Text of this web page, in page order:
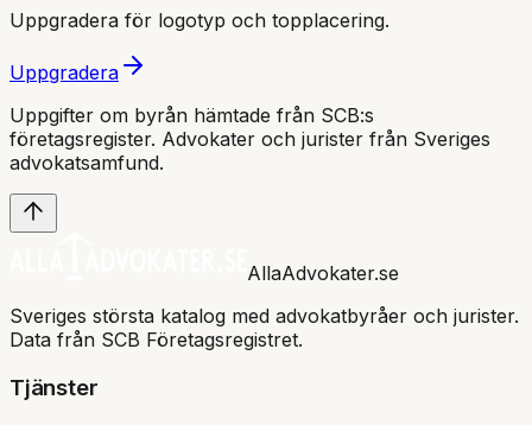
Uppgradera för logotyp och topplacering.
Uppgradera
Uppgifter om byrån hämtade från SCB:s
företagsregister. Advokater och jurister från Sveriges
advokatsamfund.
AllaAdvokater.se
Sveriges största katalog med advokatbyråer och jurister.
Data från SCB Företagsregistret.
Tjänster